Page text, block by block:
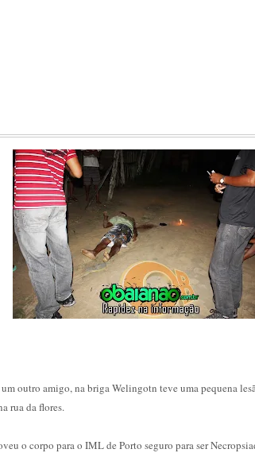
outro amigo, na briga Welingotn teve uma pequena
rua da flores.
o corpo para o IML de Porto seguro para ser